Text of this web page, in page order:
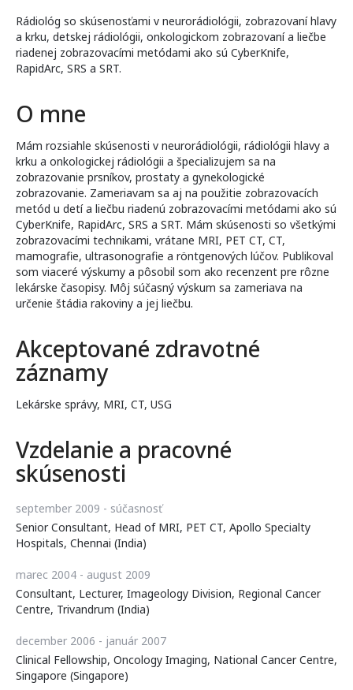
Rádiológ so skúsenosťami v neurorádiológii, zobrazovaní hlavy
a krku, detskej rádiológii, onkologickom zobrazovaní a liečbe
riadenej zobrazovacími metódami ako sú CyberKnife,
RapidArc, SRS a SRT.
O mne
Mám rozsiahle skúsenosti v neurorádiológii, rádiológii hlavy a
krku a onkologickej rádiológii a špecializujem sa na
zobrazovanie prsníkov, prostaty a gynekologické
zobrazovanie. Zameriavam sa aj na použitie zobrazovacích
metód u detí a liečbu riadenú zobrazovacími metódami ako sú
CyberKnife, RapidArc, SRS a SRT. Mám skúsenosti so všetkými
zobrazovacími technikami, vrátane MRI, PET CT, CT,
mamografie, ultrasonografie a röntgenových lúčov. Publikoval
som viaceré výskumy a pôsobil som ako recenzent pre rôzne
lekárske časopisy. Môj súčasný výskum sa zameriava na
určenie štádia rakoviny a jej liečbu.
Akceptované zdravotné
záznamy
Lekárske správy, MRI, CT, USG
Vzdelanie a pracovné
skúsenosti
september 2009 - súčasnosť
Senior Consultant, Head of MRI, PET CT, Apollo Specialty
Hospitals, Chennai (India)
marec 2004 - august 2009
Consultant, Lecturer, Imageology Division, Regional Cancer
Centre, Trivandrum (India)
december 2006 - január 2007
Clinical Fellowship, Oncology Imaging, National Cancer Centre,
Singapore (Singapore)